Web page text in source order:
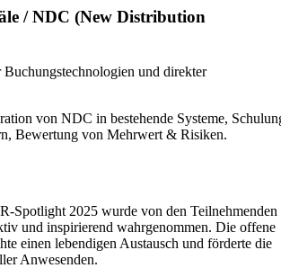
/ NDC (New Distribution
Buchungstechnologien und direkter
von NDC in bestehende Systeme,
Bewertung von Mehrwert & Risiken.
Spotlight 2025 wurde von den Teilnehmenden
und inspirierend wahrgenommen. Die offene
einen lebendigen Austausch und förderte die
Anwesenden.